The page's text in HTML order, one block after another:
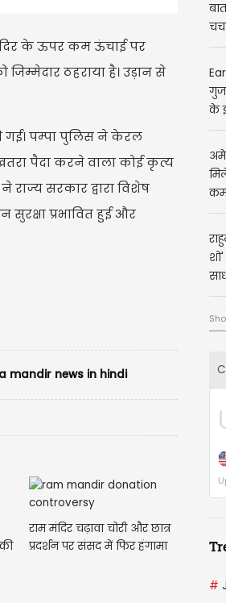
के ऊपर कम ऊंचाई पर
ठहराया है। उड़ान से
गई। पम्पा पुलिस ने केरल
पैदा करने वाला कोई कृत्य
सरकार द्वारा विशेष
प्रभावित हुई और
mandir news in hindi
राम मंदिर चढ़ावा चोरी और छात्र
प्रदर्शन पर संसद में फिर हंगामा
के
#